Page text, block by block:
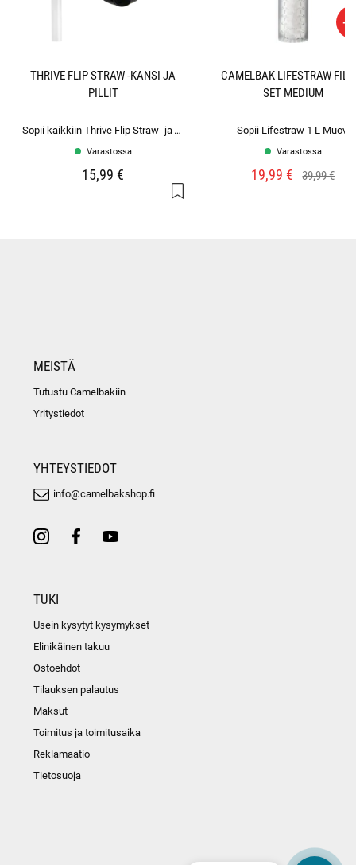
THRIVE FLIP STRAW -KANSI JA
PILLIT
Sopii kaikkiin Thrive Flip Straw- ja Chug-pulloihin
Varastossa
15,99 €
-
CAMELBAK LIFESTRAW
SET MEDIUM
Sopii Lifestraw 1 L Muovi
Varastossa
19,99 € 39,99 €
MEISTÄ
Tutustu Camelbakiin
Yritystiedot
YHTEYSTIEDOT
info@camelbakshop.fi
TUKI
Usein kysytyt kysymykset
Elinikäinen takuu
Ostoehdot
Tilauksen palautus
Maksut
Toimitus ja toimitusaika
Reklamaatio
Tietosuoja